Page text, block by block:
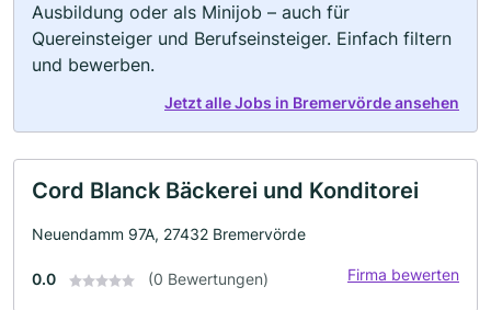
Ausbildung oder als Minijob – auch für
Quereinsteiger und Berufseinsteiger. Einfach filtern
und bewerben.
Jetzt alle Jobs in Bremervörde ansehen
Cord Blanck Bäckerei und Konditorei
Neuendamm 97A, 27432 Bremervörde
0.0 (0 Bewertungen) Firma bewerten